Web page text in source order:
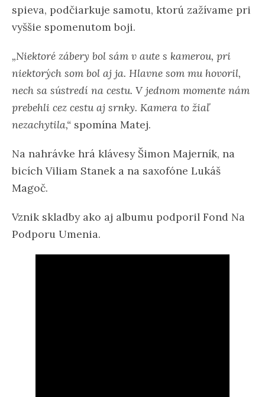
spieva, podčiarkuje samotu, ktorú zažívame pri
vyššie spomenutom boji.
„Niektoré zábery bol sám v aute s kamerou, pri
niektorých som bol aj ja. Hlavne som mu hovoril,
nech sa sústredí na cestu. V jednom momente nám
prebehli cez cestu aj srnky. Kamera to žiaľ
nezachytila,“ spomína Matej.
Na nahrávke hrá klávesy Šimon Majerník, na
bicích Viliam Stanek a na saxofóne Lukáš
Magoč.
Vznik skladby ako aj albumu podporil Fond Na
Podporu Umenia.